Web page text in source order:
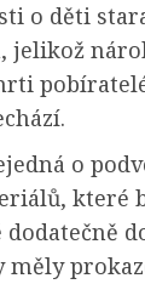
o děti
jelikož
o
které
dodatečně